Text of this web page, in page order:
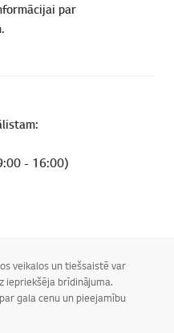
par
- 16:00)
veikalos un tiešsaistē var
iepriekšēja brīdinājuma.
gala cenu un pieejamību